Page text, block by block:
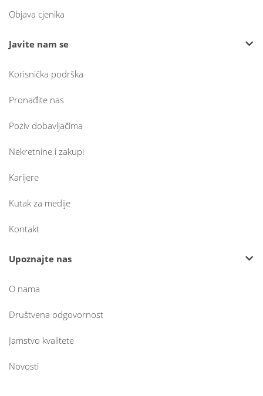
Objava cjenika
Javite nam se
Korisnička podrška
Pronađite nas
Poziv dobavljačima
Nekretnine i zakupi
Karijere
Kutak za medije
Kontakt
Upoznajte nas
O nama
Društvena odgovornost
Jamstvo kvalitete
Novosti